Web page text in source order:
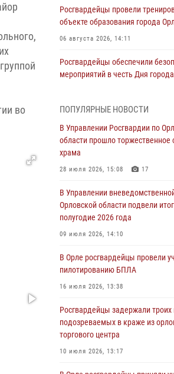
во
Росгвардейцы провели
объекте образования города
06 августа 2026, 14:11
Росгвардейцы обеспечили
мероприятий в честь Дня
Начальник регионального
Росгвардии принял участие в
дня освобождения города Орла
05 августа 2026, 13:16
результатах работы за первое
05 августа 2026, 13:12
За месяц росгвардейцы
противоправных действий
04 августа 2026, 14:21
росгвардейцев
04 августа 2026, 14:06 2
За месяц росгвардейцы приняли
ПОПУЛЯРНЫЕ НОВОСТИ
В Управлении Росгвардии по
области прошло торжественное
храма
28 июля 2026, 15:08 17
В Управлении
Орловской области подвели
полугодие 2026 года
09 июля 2026, 14:10
В Орле росгвардейцы провели
пилотированию БПЛА
16 июля 2026, 13:38
Росгвардейцы задержали троих
подозреваемых в краже из
торгового центра
10 июля 2026, 13:17